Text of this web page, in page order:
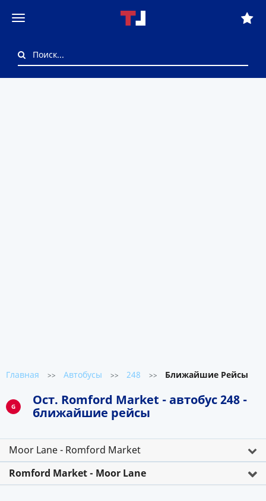
Главная >> Автобусы >> 248 >> Ближайшие Рейсы
G
Ост. Romford Market - автобус 248 -
ближайшие рейсы
Moor Lane - Romford Market
Romford Market - Moor Lane